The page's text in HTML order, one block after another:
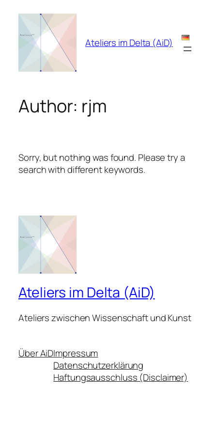
content
Ateliers im Delta (AiD)
Author: rjm
Sorry, but nothing was found. Please try a
search with different keywords.
Ateliers im Delta (AiD)
Ateliers zwischen Wissenschaft und Kunst
Über AiDImpressum
Datenschutzerklärung
Haftungsausschluss (Disclaimer)